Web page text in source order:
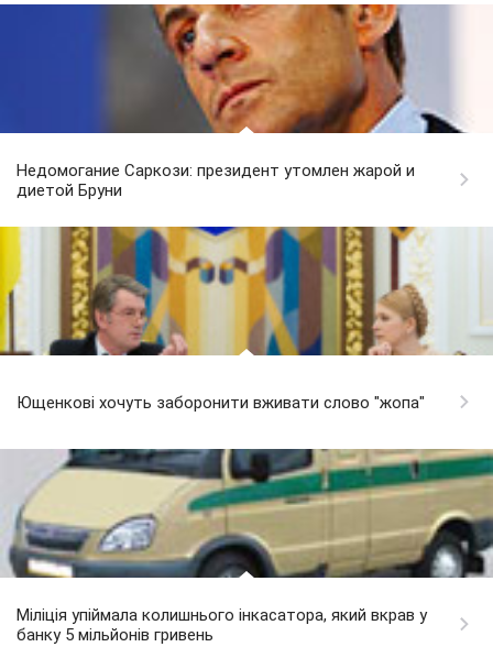
Недомогание Саркози: президент утомлен жарой и
диетой Бруни
Ющенкові хочуть заборонити вживати слово "жопа"
Міліція упіймала колишнього інкасатора, який вкрав у
банку 5 мільйонів гривень